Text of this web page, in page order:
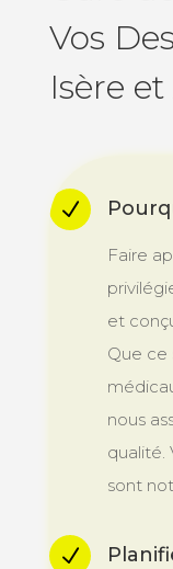
Vos
Isère
N
Faire
et
Que ce
nous
qualité.
sont
N